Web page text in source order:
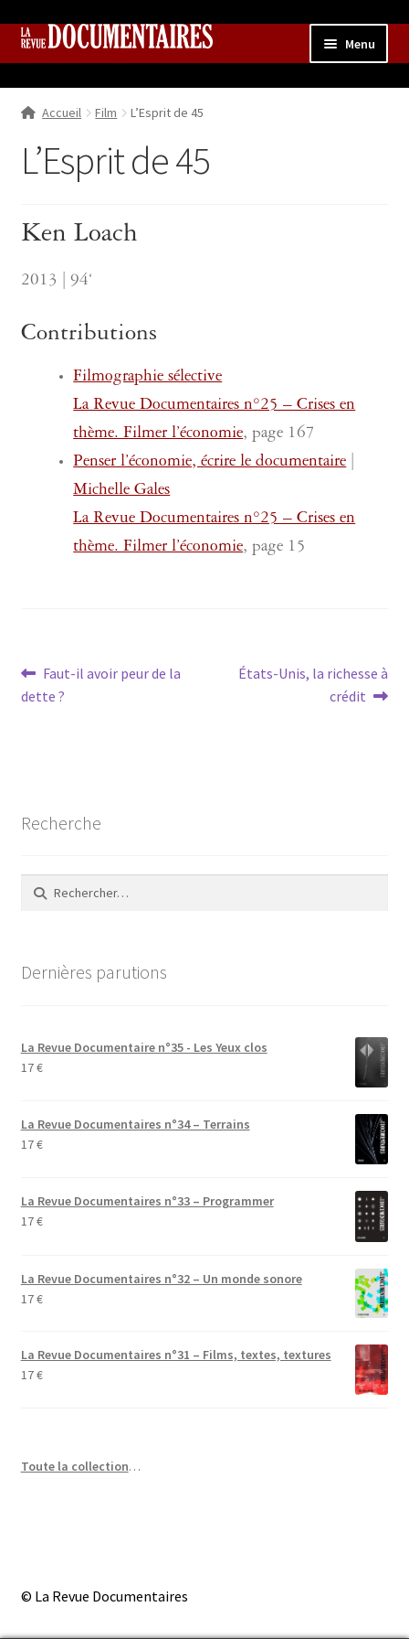
Aller
navigation
Aller
Menu
Qui sommes nous ?
Collection
Boutique
Accueil Film L’Esprit de 45
L’Esprit de 45
Ken Loach
2013 | 94‘
Contributions
Filmographie sélective
La Revue Documentaires n°25 – Crises en
thème. Filmer l’économie, page 167
Penser l’économie, écrire le documentaire|
Michelle Gales
La Revue Documentaires n°25 – Crises en
thème. Filmer l’économie, page 15
Navigation
de
Article
précédent :
Faut-il avoir peur de la
dette ?
Article
États-Unis, la richesse à
crédit
Recherche
Rechercher :
Dernières parutions
La Revue Documentaire n°35 - Les Yeux clos
17€
La Revue Documentaires n°34 – Terrains
17€
La Revue Documentaires n°33 – Programmer
17€
La Revue Documentaires n°32 – Un monde sonore
17€
La Revue Documentaires n°31 – Films, textes, textures
17€
Toute la collection…
© La Revue Documentaires